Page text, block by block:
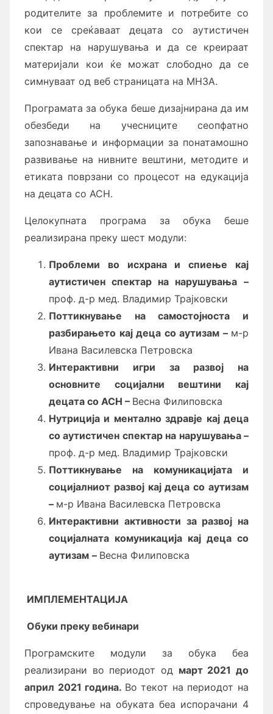
родителите за проблемите и потребите со
кои се среќаваат децата со аутистичен
спектар на нарушувања и да се креираат
материјали кои ќе можат слободно да се
симнуваат од веб страницата на МНЗА.
Програмата за обука беше дизајнирана да им
обезбеди на учесниците сеопфатно
запознавање и информации за понатамошно
развивање на нивните вештини, методите и
етиката поврзани со процесот на едукација
на децата со АСН.
Целокупната програма за обука беше
реализирана преку шест модули:
Проблеми во исхрана и спиење кај
аутистичен спектар на нарушувања –
проф. д-р мед. Владимир Трајковски
Поттикнување на самостојноста и
разбирањето кај деца со аутизам – м-р
Ивана Василевска Петровска
Интерактивни игри за развој на
основните социјални вештини кај
децата со АСН – Весна Филиповска
Нутриција и ментално здравје кај деца
соаутистичен спектар на нарушувања–
проф. д-р мед. Владимир Трајковски
Поттикнување на комуникацијата и
социјалниот развој кај деца со аутизам
– м-р Ивана Василевска Петровска
Интерактивни активности за развој на
социјалната комуникација кај деца со
аутизам – Весна Филиповска
ИМПЛЕМЕНТАЦИЈА
Обуки преку вебинари
Програмските модули за обука беа
реализирани во периодот од март2021 до
април 2021 година. Во текот на периодот на
спроведување на обуката беа испорачани 4